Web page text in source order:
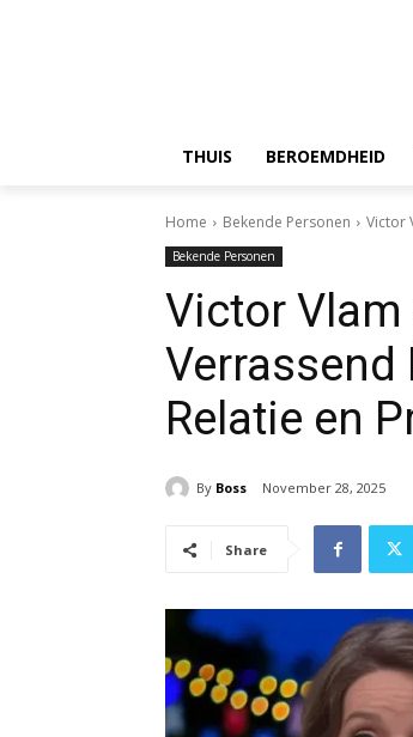
THUIS BEROEMDHEID
Home Bekende Personen Victor
Bekende Personen
Victor Vlam
Verrassend
Relatie en
By Boss November 28, 2025
Share